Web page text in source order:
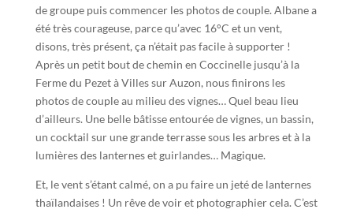
de groupe puis commencer les photos de couple. Albane a
été très courageuse, parce qu’avec 16°C et un vent,
disons, très présent, ça n’était pas facile à supporter !
Après un petit bout de chemin en Coccinelle jusqu’à la
Ferme du Pezet à Villes sur Auzon, nous finirons les
photos de couple au milieu des vignes… Quel beau lieu
d’ailleurs. Une belle bâtisse entourée de vignes, un bassin,
un cocktail sur une grande terrasse sous les arbres et à la
lumières des lanternes et guirlandes… Magique.
Et, le vent s’étant calmé, on a pu faire un jeté de lanternes
thaïlandaises ! Un rêve de voir et photographier cela. C’est